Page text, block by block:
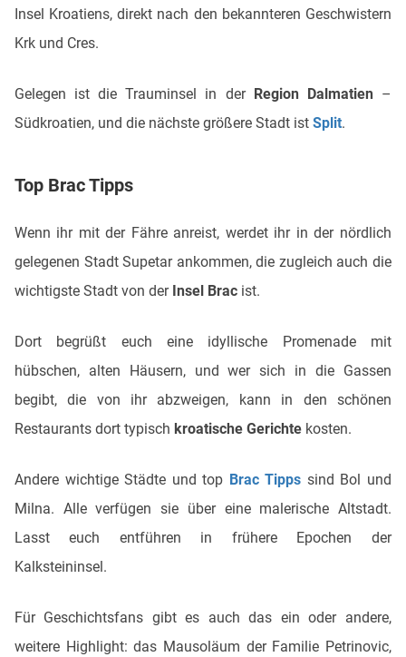
Insel Kroatiens, direkt nach den bekannteren Geschwistern
Krk und Cres.
Gelegen ist die Trauminsel in der Region Dalmatien–
Südkroatien, und die nächste größere Stadt ist Split.
Top Brac Tipps
Wenn ihr mit der Fähre anreist, werdet ihr in der nördlich
gelegenen Stadt Supetar ankommen, die zugleich auch die
wichtigste Stadt von der Insel Brac ist.
Dort begrüßt euch eine idyllische Promenade mit
hübschen, alten Häusern, und wer sich in die Gassen
begibt, die von ihr abzweigen, kann in den schönen
Restaurants dort typisch kroatische Gerichte kosten.
Andere wichtige Städte und top Brac Tipps sind Bol und
Milna. Alle verfügen sie über eine malerische Altstadt.
Lasst euch entführen in frühere Epochen der
Kalksteininsel.
Für Geschichtsfans gibt es auch das ein oder andere,
weitere Highlight: das Mausoläum der Familie Petrinovic,